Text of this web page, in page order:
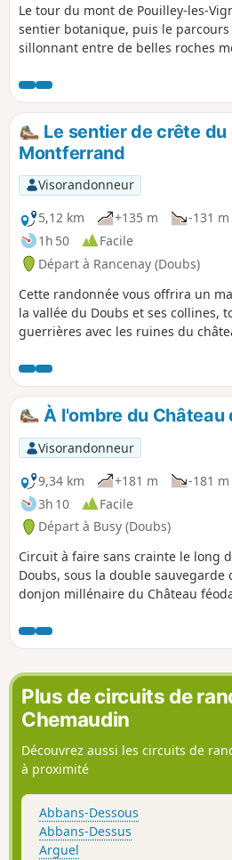
Le tour du mont de Pouilley-les-
sentier botanique, puis le
sillonnant entre de belles roches
extrémités : un point de vue sur les
environnants et la Haute-Saône ;
construites après la défaite de 1870.
Le sentier de crête du
Montferrand
Visorandonneur
5,12 km
+135 m
-131 m
1h 50
Facile
Départ à Rancenay (Doubs)
Cette randonnée vous offrira un
la vallée du Doubs et ses collines,
guerrières avec les ruines du
Dame du Mont. Vous cheminerez
crête, rocailleuse à souhait,
de vue sur la vallée.
À l'ombre du
Visorandonneur
9,34 km
+181 m
-181 m
3h 10
Facile
Départ à Busy (Doubs)
Circuit à faire sans crainte le long
Doubs, sous la double sauvegarde
donjon millénaire du Château
Petite bouffée de nature, ponctuée
l'ingénieuse industrie qui animait
première moitié du XXe siècle le
Puis un petit pèlerinage par un
et de roches moussues à la bonne
Plus de circuits de
Chemaudin
Découvrez aussi les circuits de
à proximité
Abbans-Dessous
Abbans-Dessus
Arguel